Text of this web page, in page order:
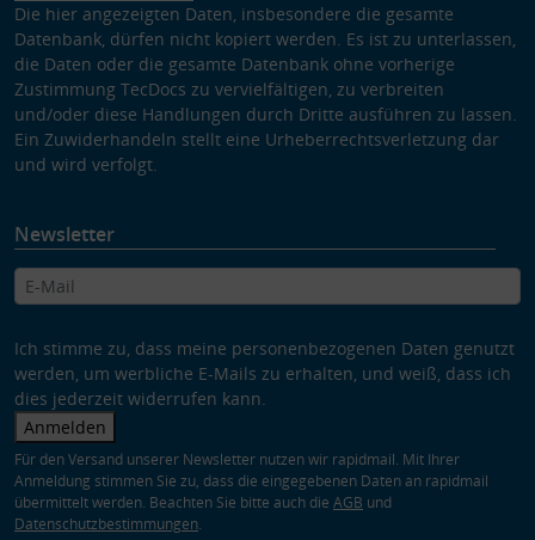
Die hier angezeigten Daten, insbesondere die gesamte
Datenbank, dürfen nicht kopiert werden. Es ist zu unterlassen,
die Daten oder die gesamte Datenbank ohne vorherige
Zustimmung TecDocs zu vervielfältigen, zu verbreiten
und/oder diese Handlungen durch Dritte ausführen zu lassen.
Ein Zuwiderhandeln stellt eine Urheberrechtsverletzung dar
und wird verfolgt.
Newsletter
Ich stimme zu, dass meine personenbezogenen Daten genutzt
werden, um werbliche E-Mails zu erhalten, und weiß, dass ich
dies jederzeit widerrufen kann.
Anmelden
Für den Versand unserer Newsletter nutzen wir rapidmail. Mit Ihrer
Anmeldung stimmen Sie zu, dass die eingegebenen Daten an rapidmail
übermittelt werden. Beachten Sie bitte auch die AGB und
Datenschutzbestimmungen.